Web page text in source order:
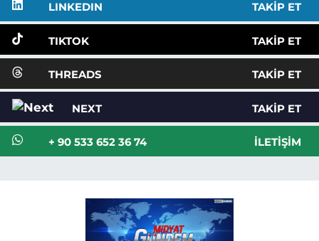
LINKEDIN TAKIP ET
TIKTOK TAKIP ET
THREADS TAKIP ET
NEXT TAKIP ET
+ 90 533 652 36 74 İLETIŞIM